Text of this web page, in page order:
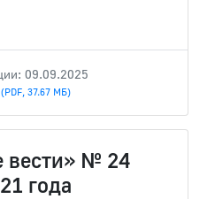
09.09.2025
37.67 МБ)
вести» № 24
года